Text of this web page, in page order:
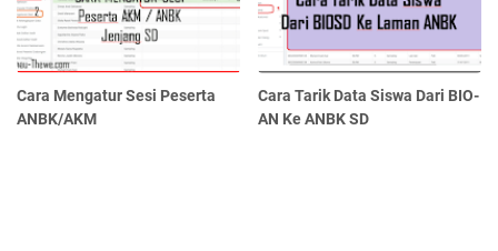
Cara Mengatur Sesi Peserta
ANBK/AKM
Cara Tarik Data Siswa Dari BIO-
AN Ke ANBK SD